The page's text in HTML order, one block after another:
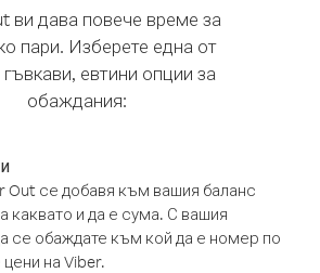
ви дава повече време за
пари. Изберете една от
евтини опции за
обаждания:
Out се добавя към вашия баланс
каквато и да е сума. С вашия
се обаждате към кой да е номер по
на Viber.